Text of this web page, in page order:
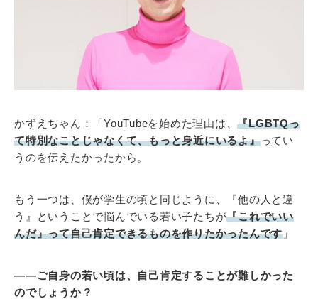
かずえちゃん：「YouTubeを始めた理由は、『LGBTQっ
て特別なことじゃなくて、もっと身近にいるよ』ってい
うのを伝えたかったから。
もう一つは、僕が学生の頃と同じように、『他の人と違
う』ということで悩んでいる若い子たちが『これでいい
んだ』って自己肯定できるものを作りたかったんです 」
――ご自身の若い頃は、自己肯定することが難しかった
のでしょうか？